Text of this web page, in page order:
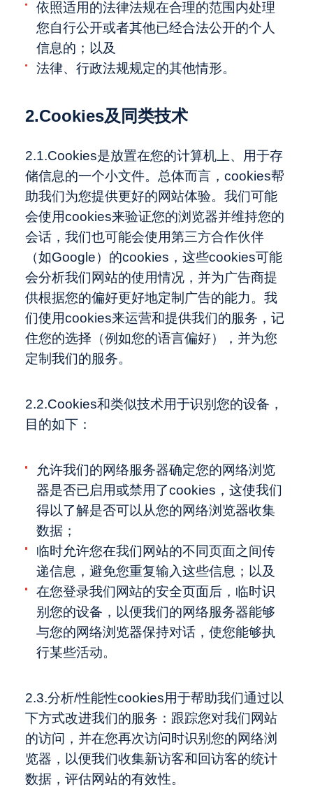
依照适用的法律法规在合理的范围内处理
您自行公开或者其他已经合法公开的个人
信息的；以及
法律、行政法规规定的其他情形。
2.Cookies及同类技术
2.1.Cookies是放置在您的计算机上、用于存
储信息的一个小文件。总体而言，cookies帮
助我们为您提供更好的网站体验。我们可能
会使用cookies来验证您的浏览器并维持您的
会话，我们也可能会使用第三方合作伙伴
（如Google）的cookies，这些cookies可能
会分析我们网站的使用情况，并为广告商提
供根据您的偏好更好地定制广告的能力。我
们使用cookies来运营和提供我们的服务，记
住您的选择（例如您的语言偏好），并为您
定制我们的服务。
2.2.Cookies和类似技术用于识别您的设备，
目的如下：
允许我们的网络服务器确定您的网络浏览
器是否已启用或禁用了cookies，这使我们
得以了解是否可以从您的网络浏览器收集
数据；
临时允许您在我们网站的不同页面之间传
递信息，避免您重复输入这些信息；以及
在您登录我们网站的安全页面后，临时识
别您的设备，以便我们的网络服务器能够
与您的网络浏览器保持对话，使您能够执
行某些活动。
2.3.分析/性能性cookies用于帮助我们通过以
下方式改进我们的服务：跟踪您对我们网站
的访问，并在您再次访问时识别您的网络浏
览器，以便我们收集新访客和回访客的统计
数据，评估网站的有效性。